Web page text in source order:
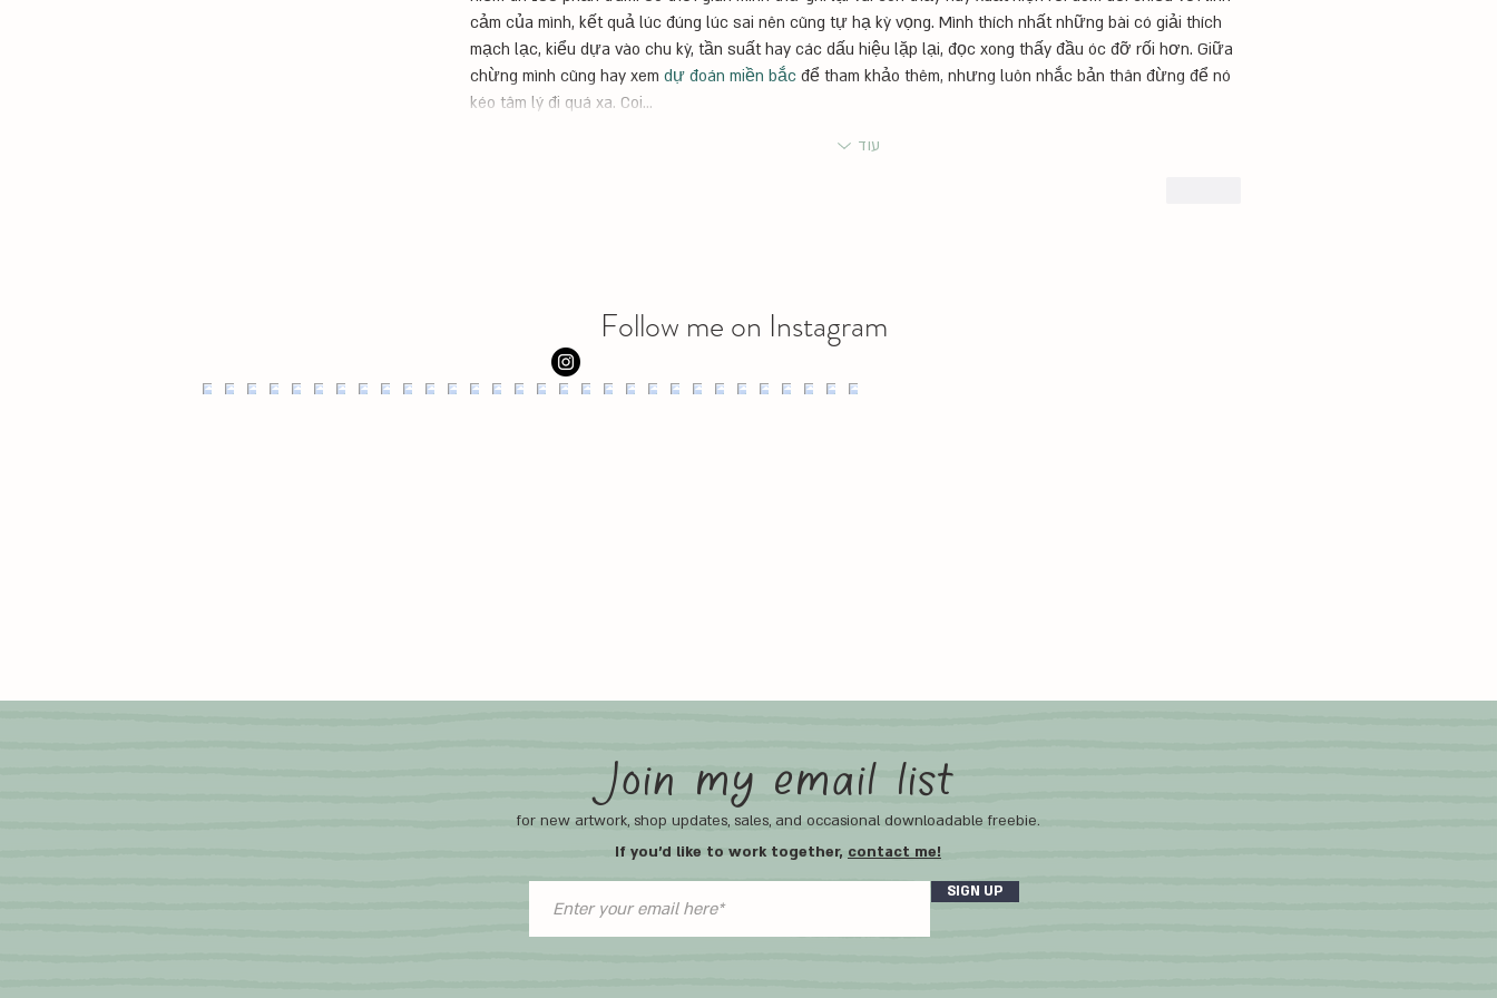
cảm của mình, kết quả lúc đúng lúc sai nên cũng tự hạ kỳ vọng. Mình thích nhất những bài có giải thích
mạch lạc, kiểu dựa vào chu kỳ, tần suất hay các dấu hiệu lặp lại, đọc xong thấy đầu óc đỡ rối hơn. Giữa
chừng mình cũng hay xem dự đoán miền bắc để tham khảo thêm, nhưng luôn nhắc bản thân đừng để nó
kéo tâm lý đi quá xa. Coi…
עוד
Follow me on Instagram
Join my email list
for new artwork, shop updates, sales, and occasional downloadable freebie.
If you'd like to work together, contact me!
SIGN UP